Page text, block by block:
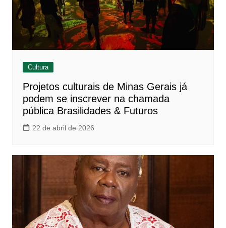
Cultura
Projetos culturais de Minas Gerais já
podem se inscrever na chamada
pública Brasilidades & Futuros
22 de abril de 2026